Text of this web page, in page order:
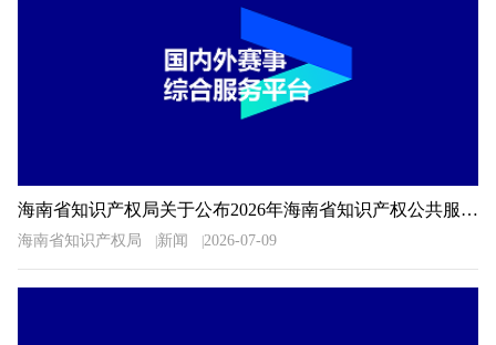
海南省知识产权局关于公布2026年海南省知识产权公共服务信息检索分析技能大赛获奖名单的通知
海南省知识产权局 新闻 2026-07-09